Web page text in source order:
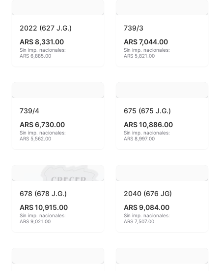
Hereaus (750ºC - 850ºC)
Herramientas
Lápices y rotuladores
Material de laboratorio
Materias primas
MAYCO CLASSIC CRACKLES
2022 (627 J.G.)
ARS 8,331.00
Sin imp. nacionales:
ARS 6,885.00
739/3
ARS 7,044.00
Sin imp. nacionales:
ARS 5,821.00
739/4
ARS 6,730.00
Sin imp. nacionales:
ARS 5,562.00
675 (675 J.G.)
ARS 10,886.00
Sin imp. nacionales:
ARS 8,997.00
678 (678 J.G.)
ARS 10,915.00
Sin imp. nacionales:
ARS 9,021.00
2040 (676 JG)
ARS 9,084.00
Sin imp. nacionales:
ARS 7,507.00